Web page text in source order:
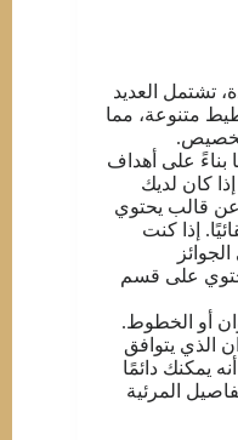
تشتمل العديد
متنوعة، مما
بناءً على أهداف
كان لديك
عن قالب يحتوي
إذا كنت
على قسم
أو الخطوط.
الذي يتوافق
يمكنك دائمًا
المرئية